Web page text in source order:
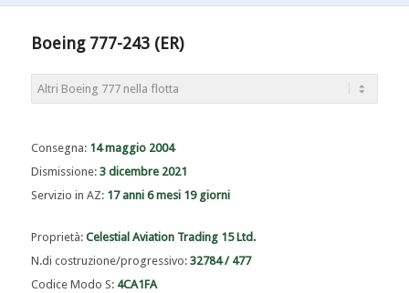
Boeing 777-243 (ER)
Consegna: 14 maggio 2004
Dismissione: 3 dicembre 2021
Servizio in AZ: 17 anni 6 mesi 19 giorni
Proprietà: Celestial Aviation Trading 15 Ltd.
N.di costruzione/progressivo: 32784 / 477
Codice Modo S: 4CA1FA